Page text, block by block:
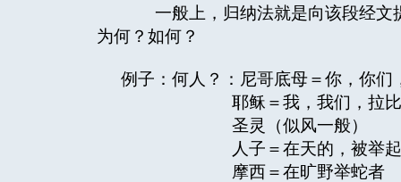
一般上，归纳法就是向该段经文
为何？如何？
例子：何人？：尼哥底母＝你，你
耶稣＝我，我们，拉比
圣灵（似风一般）
人子＝在天的，被举起
摩西＝在旷野举蛇者